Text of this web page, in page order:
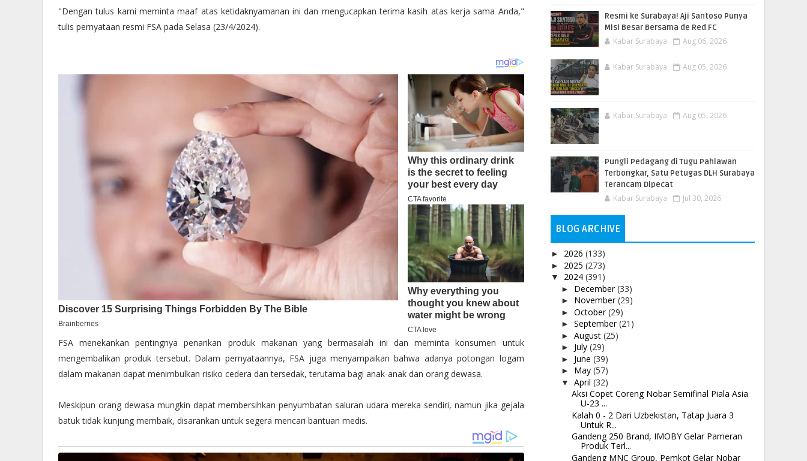
"Dengan tulus kami meminta maaf atas ketidaknyamanan ini dan mengucapkan terima kasih atas kerja sama Anda,"
tulis pernyataan resmi FSA pada Selasa (23/4/2024).
FSA menekankan pentingnya penarikan produk makanan yang bermasalah ini dan meminta konsumen untuk
mengembalikan produk tersebut. Dalam pernyataannya, FSA juga menyampaikan bahwa adanya potongan logam
dalam makanan dapat menimbulkan risiko cedera dan tersedak, terutama bagi anak-anak dan orang dewasa.
Meskipun orang dewasa mungkin dapat membersihkan penyumbatan saluran udara mereka sendiri, namun jika gejala
batuk tidak kunjung membaik, disarankan untuk segera mencari bantuan medis.
Resmi ke Surabaya! Aji Santoso Punya
Misi Besar Bersama de Red FC
Kabar Surabaya Aug 06, 2026
Kabar Surabaya Aug 05, 2026
Kabar Surabaya Aug 05, 2026
Pungli Pedagang di Tugu Pahlawan
Terbongkar, Satu Petugas DLH Surabaya
Terancam Dipecat
Kabar Surabaya Jul 30, 2026
BLOG ARCHIVE
► 2026 (133)
► 2025 (273)
▼ 2024 (391)
► December(33)
► November(29)
► October(29)
► September(21)
► August (25)
► July (29)
► June (39)
► May (57)
▼ April (32)
Aksi Copet Coreng Nobar Semifinal Piala Asia
U-23 ...
Kalah 0 - 2 Dari Uzbekistan, Tatap Juara 3
Untuk R...
Gandeng 250 Brand, IMOBY Gelar Pameran
Produk Terl...
Gandeng MNC Group, Pemkot Gelar Nobar